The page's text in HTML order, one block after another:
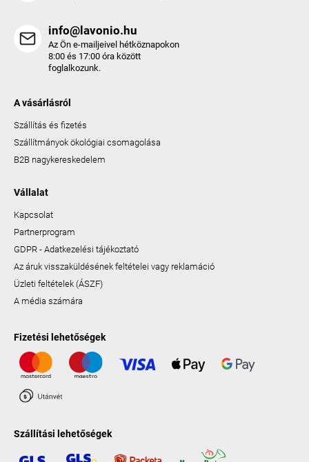
info@lavonio.hu
Az Ön e-mailjeivel hétköznapokon
8:00 és 17:00 óra között
foglalkozunk.
A vásárlásról
Szállítás és fizetés
Szállítmányok ökológiai csomagolása
B2B nagykereskedelem
Vállalat
Kapcsolat
Partnerprogram
GDPR - Adatkezelési tájékoztató
Az áruk visszaküldésének feltételei vagy reklamáció
Üzleti feltételek (ÁSZF)
A média számára
Fizetési lehetőségek
Szállítási lehetőségek